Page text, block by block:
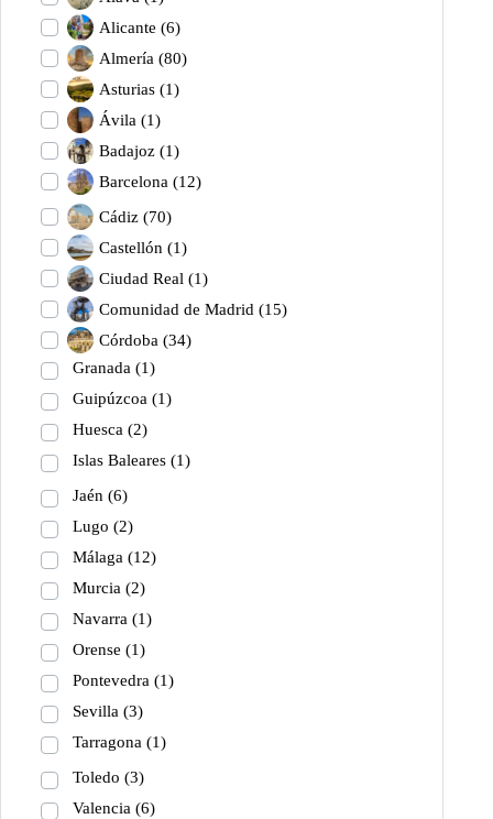
Alicante (6)
Almería (80)
Asturias (1)
Ávila (1)
Badajoz (1)
Barcelona (12)
Cádiz (70)
Castellón (1)
Ciudad Real (1)
Comunidad de Madrid (15)
Córdoba (34)
Granada (1)
Guipúzcoa (1)
Huesca (2)
Islas Baleares (1)
Jaén (6)
Lugo (2)
Málaga (12)
Murcia (2)
Navarra (1)
Orense (1)
Pontevedra (1)
Sevilla (3)
Tarragona (1)
Toledo (3)
Valencia (6)